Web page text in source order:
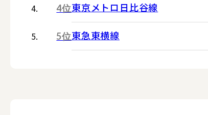
4位東京メトロ日比谷線
5位東急東横線